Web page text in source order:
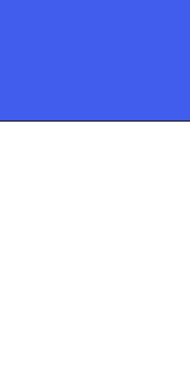
jog fenntartva!